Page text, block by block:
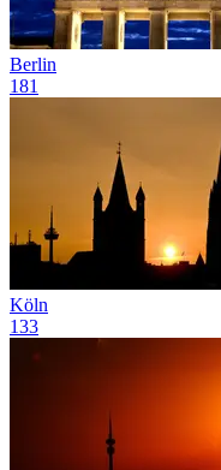
Berlin
181
Köln
133